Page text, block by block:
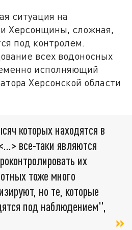
ситуация на
Херсонщины, сложная,
под контролем.
всех водоносных
исполняющий
Херсонской области
которых находятся в
все-таки являются
их
тоже много
но те, которые
под наблюдением",